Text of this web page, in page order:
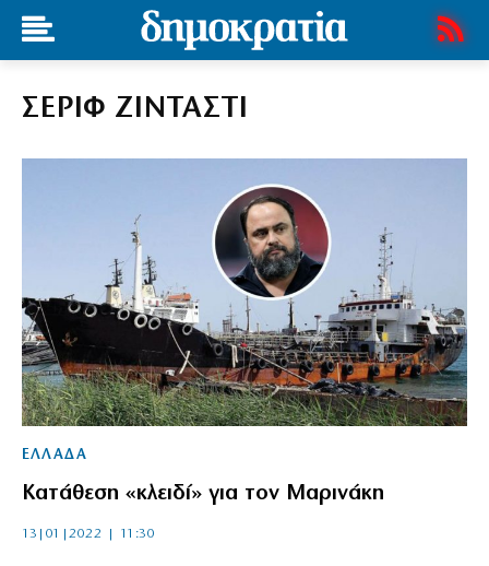
ΣΕΡΙΦ ΖΙΝΤΑΣΤΙ
ΕΛΛΑΔΑ
Κατάθεση «κλειδί» για τον Μαρινάκη
13|01|2022 | 11:30